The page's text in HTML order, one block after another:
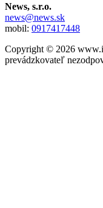
News, s.r.o.
news@news.sk
mobil: 0917417448
Copyright © 2026
prevádzkovateľ